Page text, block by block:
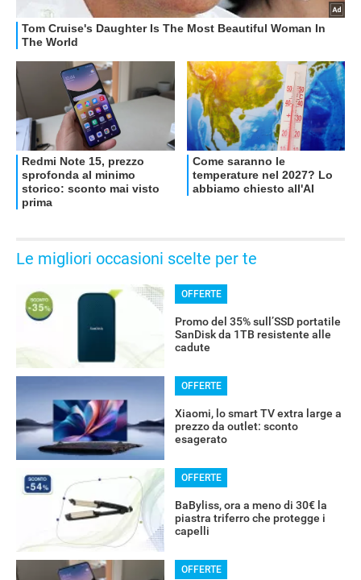
OFFERTE
Le migliori occasioni scelte per te
OFFERTE
Promo del 35% sull’SSD portatile
SanDisk da 1TB resistente alle
cadute
OFFERTE
Xiaomi, lo smart TV extra large a
prezzo da outlet: sconto
esagerato
OFFERTE
BaByliss, ora a meno di 30€ la
piastra triferro che protegge i
capelli
OFFERTE